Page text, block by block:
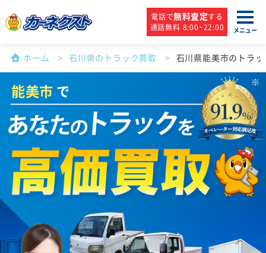
電話で無料査定する
通話無料 8:00~22:00
メニュー
ホーム 石川県のトラック買取 石川県能美市のトラ
能美市 で